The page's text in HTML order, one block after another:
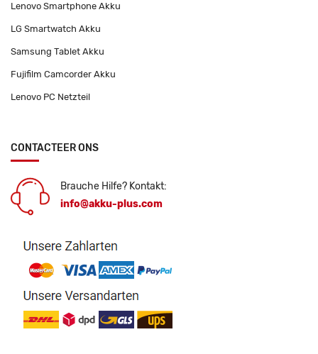
Lenovo Smartphone Akku
LG Smartwatch Akku
Samsung Tablet Akku
Fujifilm Camcorder Akku
Lenovo PC Netzteil
CONTACTEER ONS
Brauche Hilfe? Kontakt:
info@akku-plus.com